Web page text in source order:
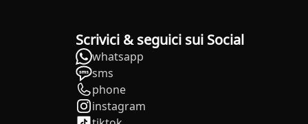
Scrivici & seguici sui Social
whatsapp
sms
phone
instagram